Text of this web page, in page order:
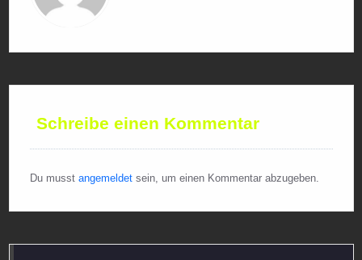
Schreibe einen Kommentar
Du musst angemeldetsein, um einen Kommentar abzugeben.